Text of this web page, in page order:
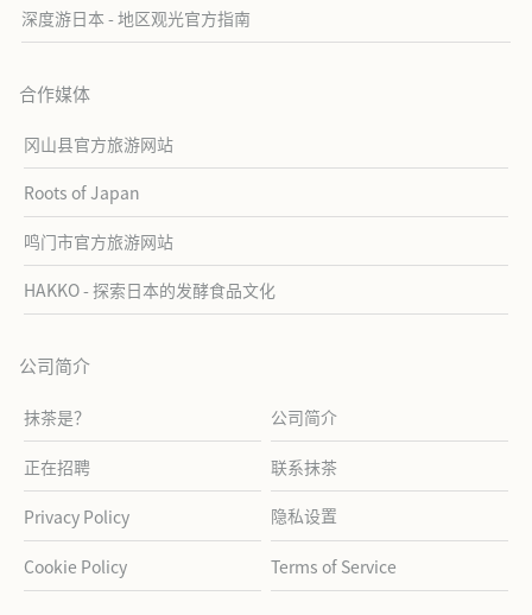
深度游日本 - 地区观光官方指南
合作媒体
冈山县官方旅游网站
Roots of Japan
鸣门市官方旅游网站
HAKKO - 探索日本的发酵食品文化
公司简介
抹茶是？ 公司简介
正在招聘 联系抹茶
Privacy Policy 隐私设置
Cookie Policy Terms of Service